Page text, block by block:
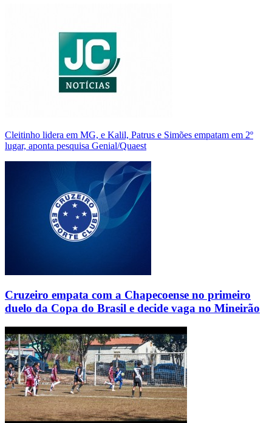
Cleitinho lidera em MG, e Kalil, Patrus e Simões empatam em 2º
lugar, aponta pesquisa Genial/Quaest
Cruzeiro empata com a Chapecoense no primeiro
duelo da Copa do Brasil e decide vaga no Mineirão